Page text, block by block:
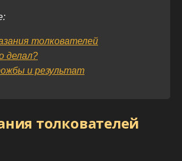
толкователей
делал?
и результат
толкователей